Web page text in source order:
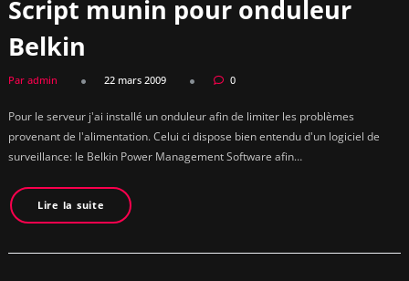
Script munin pour onduleur
Belkin
Par admin 22 mars 2009 0
Pour le serveur j'ai installé un onduleur afin de limiter les problèmes
provenant de l'alimentation. Celui ci dispose bien entendu d'un logiciel de
surveillance: le Belkin Power Management Software afin…
Lire la suite